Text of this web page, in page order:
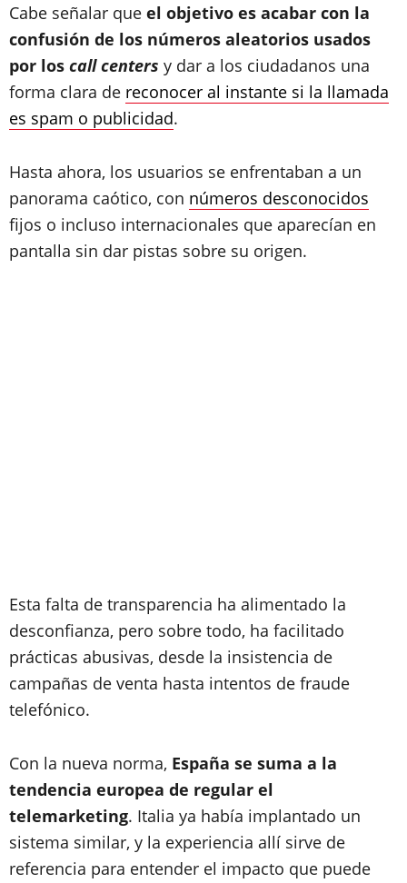
Cabe señalar que el objetivo es acabar con la
confusión de los números aleatorios usados
por los call centers y dar a los ciudadanos una
forma clara de reconocer al instante si la llamada
es spam o publicidad.
Hasta ahora, los usuarios se enfrentaban a un
panorama caótico, con números desconocidos
fijos o incluso internacionales que aparecían en
pantalla sin dar pistas sobre su origen.
Esta falta de transparencia ha alimentado la
desconfianza, pero sobre todo, ha facilitado
prácticas abusivas, desde la insistencia de
campañas de venta hasta intentos de fraude
telefónico.
Con la nueva norma, España se suma a la
tendencia europea de regular el
telemarketing. Italia ya había implantado un
sistema similar, y la experiencia allí sirve de
referencia para entender el impacto que puede